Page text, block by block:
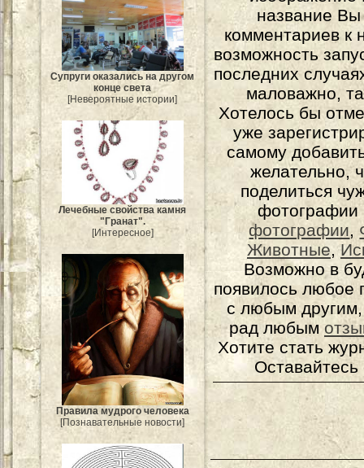
Супруги оказались на другом
конце света
[Невероятные истории]
Лечебные свойства камня
"Гранат".
[Интересное]
Правила мудрого человека
[Познавательные новости]
название
комментариев к
возможность
последних
маловажно,
Хотелось бы
уже
самому
желательно,
поделиться
фотографии
фотографии,
Животные,
Возможно в
появилось любое
с любым
рад любым
Хотите стать